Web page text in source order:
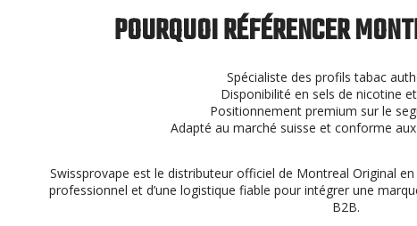
POURQUOI RÉFÉRENCER
Spécialiste des profils tabac
Disponibilité en sels de nicotine
Positionnement premium sur le
Adapté au marché suisse et conforme
Swissprovape est le distributeur officiel de Montreal Original
professionnel et d’une logistique fiable pour intégrer une
B2B.